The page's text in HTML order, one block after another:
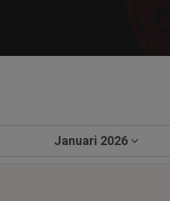
Januari 2026